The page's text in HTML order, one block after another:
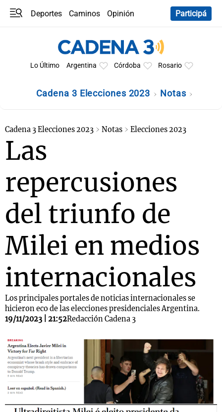
Deportes Caminos
Opinión
Participá
Lo Último Argentina Córdoba Rosario
Cadena 3 Elecciones 2023 Notas
Cadena 3 Elecciones 2023 Notas Elecciones 2023
Las
repercusiones
del triunfo de
Milei en medios
internacionales
Los principales portales de noticias internacionales se
hicieron eco de las elecciones presidenciales Argentina.
19/11/2023 | 21:52Redacción Cadena 3